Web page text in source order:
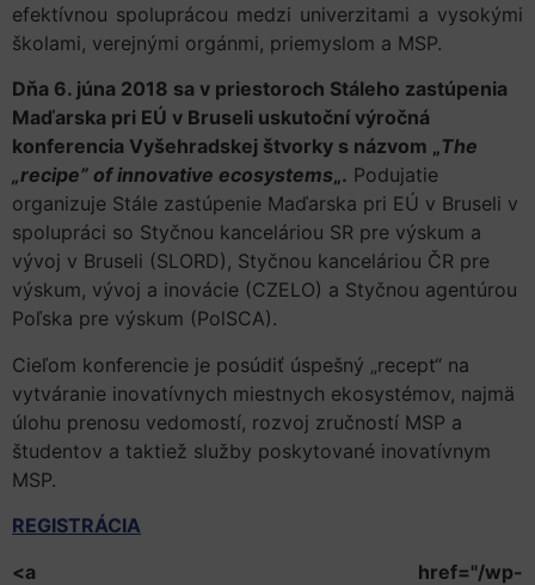
efektívnou spoluprácou medzi univerzitami a vysokými
školami, verejnými orgánmi, priemyslom a MSP.
Dňa 6. júna 2018 sa v priestoroch Stáleho zastúpenia
Maďarska pri EÚ v Bruseli uskutoční výročná
konferencia Vyšehradskej štvorky s názvom „The
„recipe” of innovative ecosystems„. Podujatie
organizuje Stále zastúpenie Maďarska pri EÚ v Bruseli v
spolupráci so Styčnou kanceláriou SR pre výskum a
vývoj v Bruseli (SLORD), Styčnou kanceláriou ČR pre
výskum, vývoj a inovácie (CZELO) a Styčnou agentúrou
Poľska pre výskum (PolSCA).
Cieľom konferencie je posúdiť úspešný „recept“ na
vytváranie inovatívnych miestnych ekosystémov, najmä
úlohu prenosu vedomostí, rozvoj zručností MSP a
študentov a taktiež služby poskytované inovatívnym
MSP.
REGISTRÁCIA
<a href="/wp-